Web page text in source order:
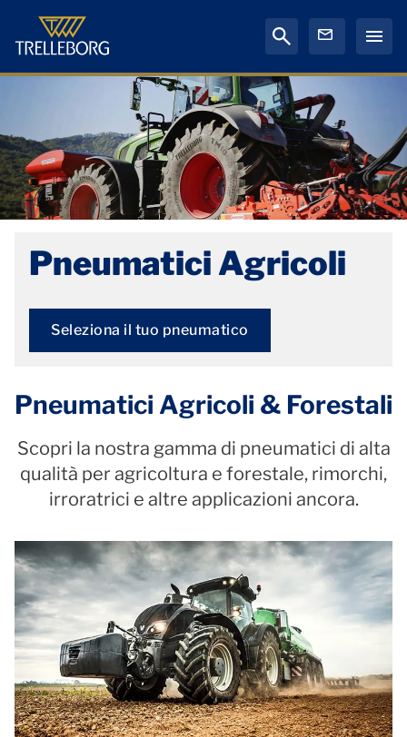
Pneumatici Agricoli
Seleziona il tuo pneumatico
Pneumatici Agricoli & Forestali
Scopri la nostra gamma di pneumatici di alta
qualità per agricoltura e forestale, rimorchi,
irroratrici e altre applicazioni ancora.